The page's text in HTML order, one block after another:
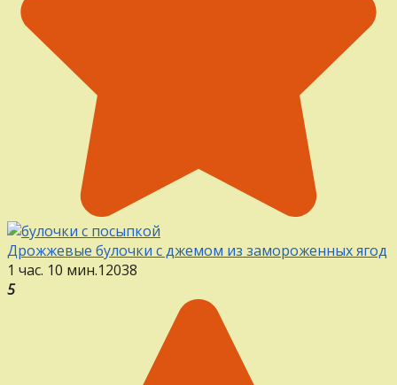
Дрожжевые булочки с джемом из замороженных ягод
1 час. 10 мин.12038
5